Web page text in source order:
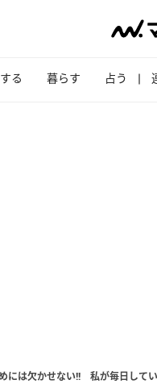
る 暮らす 占う
には欠かせない!! 私が毎日して